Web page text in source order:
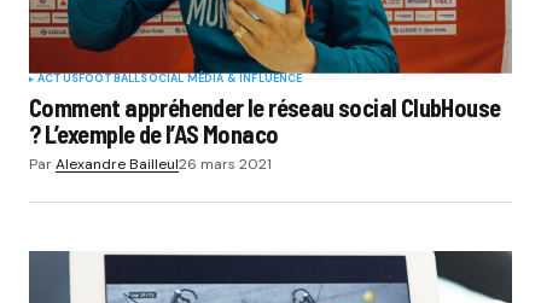
ACTUSFOOTBALLSOCIAL MÉDIA & INFLUENCE
Comment appréhender le réseau social ClubHouse
? L’exemple de l’AS Monaco
ParAlexandre Bailleul26 mars 2021